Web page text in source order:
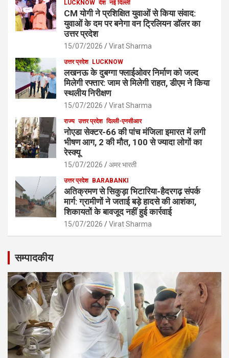
LUCKNOW देश नई दिल्ली
CM योगी ने प्रशिक्षित युवाओं से किया संवाद:
युवाओं के दम पर बनेगा वन ट्रिलियन डॉलर का
उत्तर प्रदेश
15/07/2026 Virat Sharma
उत्तर प्रदेश LUCKNOW
लखनऊ के दुबग्गा फ्लाईओवर निर्माण को जल्द
मिलेगी रफ्तार: जाम से मिलेगी राहत, डीएम ने किया
स्थलीय निरीक्षण
15/07/2026 Virat Sharma
राज्य उत्तर प्रदेश दिल्ली-एनसीआर
नोएडा सेक्टर-66 की पांच मंजिला इमारत में लगी
भीषण आग, 2 की मौत, 100 से ज्यादा लोगों का
रेस्क्यू
15/07/2026 अमर भारती
उत्तर प्रदेश BARABANKI
अतिक्रमण से सिकुड़ा भिटारिया-हैदरगढ़ संपर्क
मार्ग: ग्रामीणों ने जताई बड़े हादसे की आशंका,
शिकायतों के बावजूद नहीं हुई कार्रवाई
15/07/2026 Virat Sharma
सम्पादकीय